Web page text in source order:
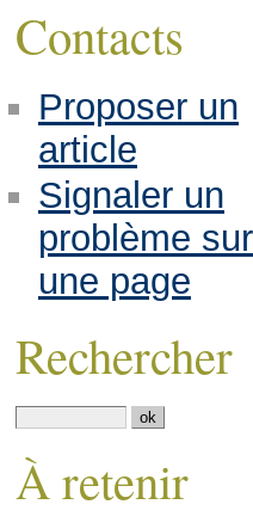
Contacts
Proposer un
article
Signaler un
problème sur
une page
Rechercher
À retenir